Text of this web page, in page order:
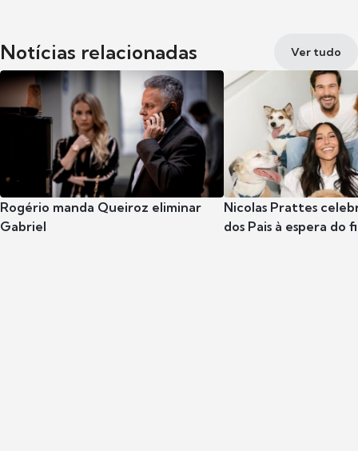
Notícias relacionadas Ver tudo
Rogério manda Queiroz eliminar
Gabriel
Nicolas Prattes
dos Pais à espera do